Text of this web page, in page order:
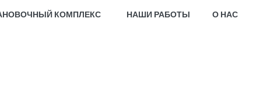
КОМПЛЕКС НАШИ РАБОТЫ О НАС